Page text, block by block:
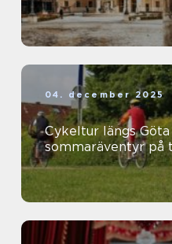
04. december 2025
Cykeltur längs
sommaräventyr på